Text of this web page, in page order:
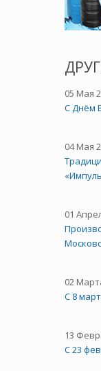
05 Мая
C Днём
04 Мая
01
02
С 8
13
С 23